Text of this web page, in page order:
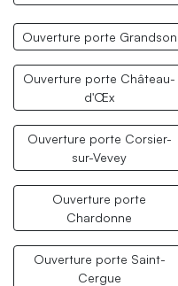
Ouverture porte Grandson
Ouverture porte Château-
d'Œx
Ouverture porte Corsier-
sur-Vevey
Ouverture porte
Chardonne
Ouverture porte Saint-
Cergue